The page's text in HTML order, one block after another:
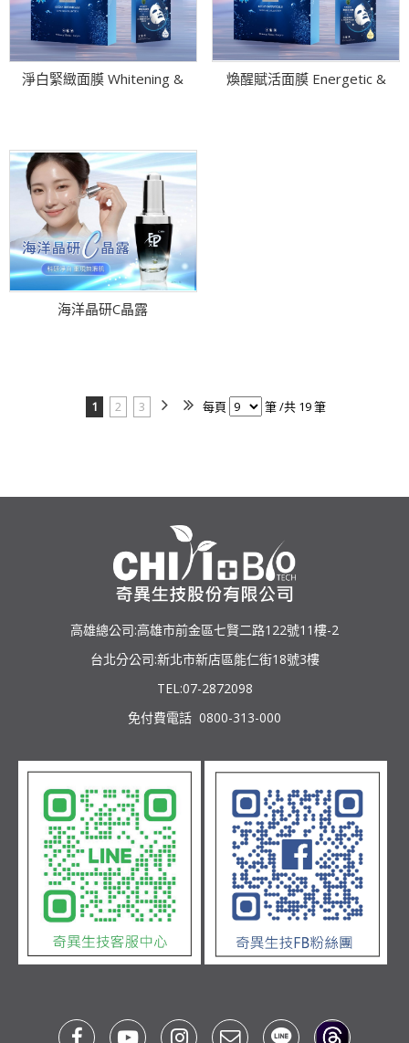
淨白緊緻面膜 Whitening & 煥醒賦活面膜 Energetic &
海洋晶研C晶露
1 2 3 每頁 筆 /共 19 筆
高雄總公司:高雄市前金區七賢二路122號11樓-2
台北分公司:新北市新店區能仁街18號3樓
TEL:07-2872098
免付費電話 0800-313-000